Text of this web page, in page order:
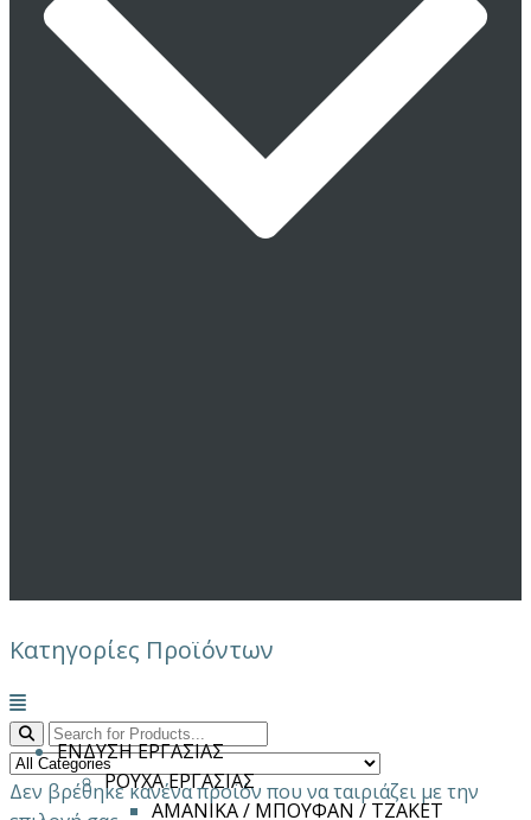
Κατηγορίες Προϊόντων
Μενού
ΕΝΔΥΣΗ ΕΡΓΑΣΙΑΣ
ΡΟΥΧΑ ΕΡΓΑΣΙΑΣ
ΑΜΑΝΙΚΑ / ΜΠΟΥΦΑΝ / ΤΖΑΚΕΤ
Δεν βρέθηκε κανένα προϊόν που να ταιριάζει με την